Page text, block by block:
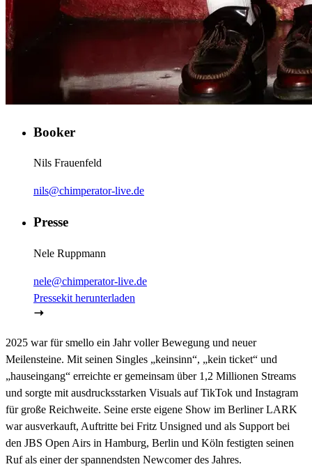
Booker
Nils Frauenfeld
nils@chimperator-live.de
Presse
Nele Ruppmann
nele@chimperator-live.de
Pressekit herunterladen
2025 war für smello ein Jahr voller Bewegung und neuer
Meilensteine. Mit seinen Singles „keinsinn“, „kein ticket“ und
„hauseingang“ erreichte er gemeinsam über 1,2 Millionen Streams
und sorgte mit ausdrucksstarken Visuals auf TikTok und Instagram
für große Reichweite. Seine erste eigene Show im Berliner LARK
war ausverkauft, Auftritte bei Fritz Unsigned und als Support bei
den JBS Open Airs in Hamburg, Berlin und Köln festigten seinen
Ruf als einer der spannendsten Newcomer des Jahres.